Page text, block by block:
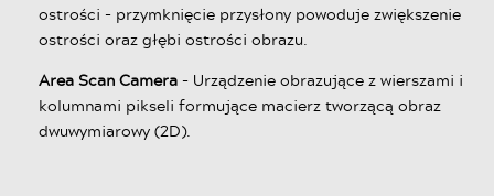
ostrości - przymknięcie przysłony powoduje zwiększenie
ostrości oraz głębi ostrości obrazu.
Area Scan Camera- Urządzenie obrazujące z wierszami i
kolumnami pikseli formujące macierz tworzącą obraz
dwuwymiarowy (2D).